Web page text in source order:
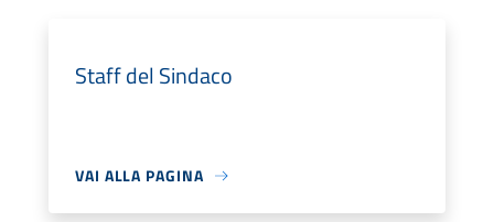
Staff del Sindaco
VAI ALLA PAGINA